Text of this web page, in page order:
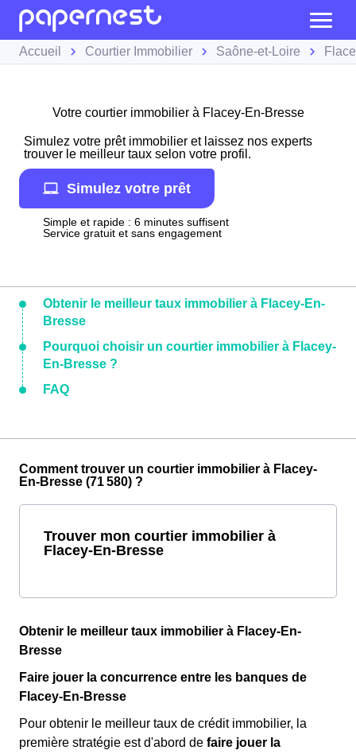
Accueil Courtier Immobilier Saône-et-Loire
Votre courtier immobilier à Flacey-En-Bresse
Simulez votre prêt immobilier et laissez nos experts
trouver le meilleur taux selon votre profil.
Simulez votre prêt
Simple et rapide : 6 minutes suffisent
Service gratuit et sans engagement
Obtenir le meilleur taux immobilier à Flacey-En-
Bresse
Pourquoi choisir un courtier immobilier à Flacey-
En-Bresse ?
FAQ
Comment trouver un courtier immobilier à Flacey-
En-Bresse (71 580) ?
Trouver mon courtier immobilier à
Flacey-En-Bresse
Obtenir le meilleur taux immobilier à Flacey-En-
Bresse
Faire jouer la concurrence entre les banques de
Flacey-En-Bresse
Pour obtenir le meilleur taux de crédit immobilier, la
première stratégie est d'abord de faire jouer la